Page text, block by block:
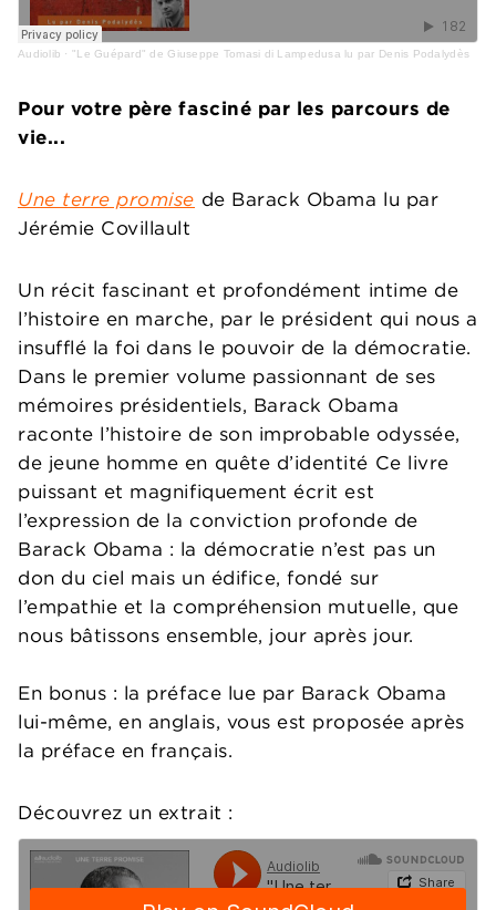
Audiolib · "Le Guépard" de Giuseppe Tomasi di Lampedusa lu par Denis Podalydès
Pour votre père fasciné par les parcours de
vie...
Une terre promise de Barack Obama lu par
Jérémie Covillault
Un récit fascinant et profondément intime de
l’histoire en marche, par le président qui nous a
insufflé la foi dans le pouvoir de la démocratie.
Dans le premier volume passionnant de ses
mémoires présidentiels, Barack Obama
raconte l’histoire de son improbable odyssée,
de jeune homme en quête d’identité Ce livre
puissant et magnifiquement écrit est
l’expression de la conviction profonde de
Barack Obama : la démocratie n’est pas un
don du ciel mais un édifice, fondé sur
l’empathie et la compréhension mutuelle, que
nous bâtissons ensemble, jour après jour.
En bonus : la préface lue par Barack Obama
lui-même, en anglais, vous est proposée après
la préface en français.
Découvrez un extrait :